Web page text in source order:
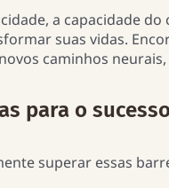
a capacidade
suas vidas.
caminhos
para o sucesso
superar essas